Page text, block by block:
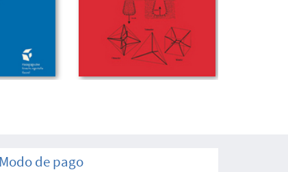
Modo de pago